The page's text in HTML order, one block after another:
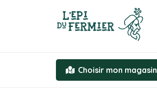
Choisir mon magasin